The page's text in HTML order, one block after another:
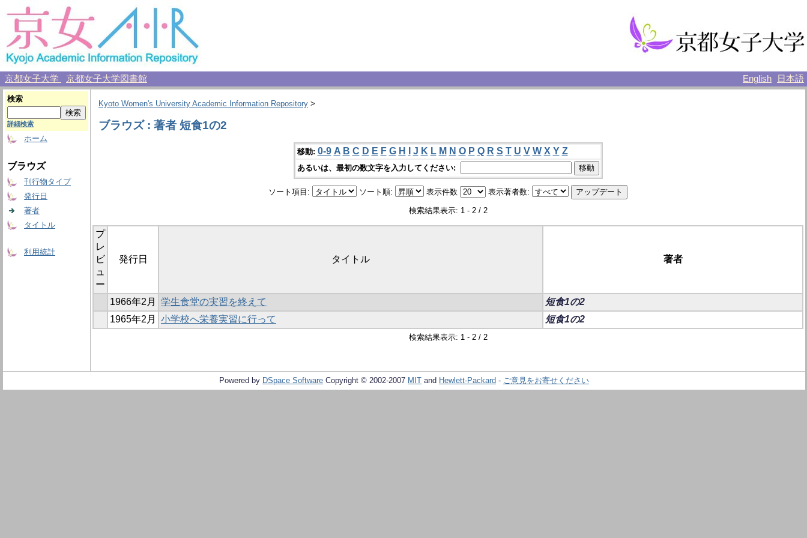
京都女子大学 京都女子大学図書館 English 日本語
検索
詳細検索
ホーム
ブラウズ
刊行物タイプ
発行日
著者
タイトル
利用統計
Kyoto Women's University Academic Information Repository >
ブラウズ : 著者 短食1の2
移動: 0-9 A B C D E F G H J K L M N O P Q R S T U V W X Y Z
あるいは、最初の数文字を入力してください:
ソート項目: ソート順: 表示件数 表示著者数:
検索結果表示: 1 - 2 / 2
プ
レ
ビ
ュ
ー
発行日 タイトル 著者
1966年2月 学生食堂の実習を終えて
短食1の2
1965年2月
小学校へ栄養実習に行って 短食1の2
検索結果表示: 1 - 2 / 2
Powered by DSpace Software Copyright © 2002-2007 MIT and Hewlett-Packard - ご意見をお寄せください